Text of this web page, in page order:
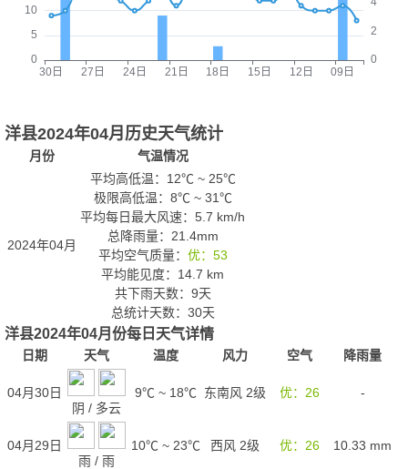
洋县2024年04月历史天气统计
月份 气温情况
2024年04月
平均高低温： 12℃ ~ 25℃
极限高低温： 8℃ ~ 31℃
平均每日最大风速：5.7 km/h
总降雨量：21.4mm
平均空气质量： 优：53
平均能见度：14.7 km
共下雨天数：9天
总统计天数：30天
洋县2024年04月份每日天气详情
日期 天气 温度 风力 空气 降雨量
04月30日
阴 / 多云
9℃ ~ 18℃ 东南风 2级 优：26 -
04月29日
雨 / 雨
10℃ ~ 23℃ 西风 2级 优：26 10.33 mm